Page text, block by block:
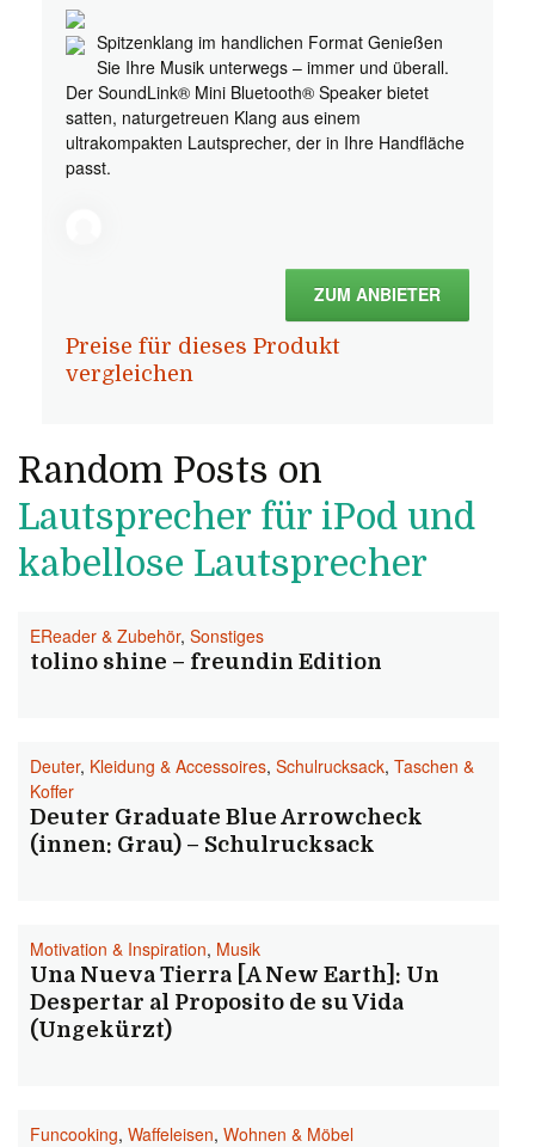
Spitzenklang im handlichen Format Genießen
Sie Ihre Musik unterwegs – immer und überall.
Der SoundLink® Mini Bluetooth® Speaker bietet
satten, naturgetreuen Klang aus einem
ultrakompakten Lautsprecher, der in Ihre Handfläche
passt.
ZUM ANBIETER
Preise für dieses Produkt
vergleichen
Random Posts on
Lautsprecher für iPod und
kabellose Lautsprecher
EReader & Zubehör, Sonstiges
tolino shine – freundin Edition
Deuter, Kleidung & Accessoires, Schulrucksack, Taschen &
Koffer
Deuter Graduate Blue Arrowcheck
(innen: Grau) – Schulrucksack
Motivation & Inspiration, Musik
Una Nueva Tierra [A New Earth]: Un
Despertar al Proposito de su Vida
(Ungekürzt)
Funcooking, Waffeleisen, Wohnen & Möbel